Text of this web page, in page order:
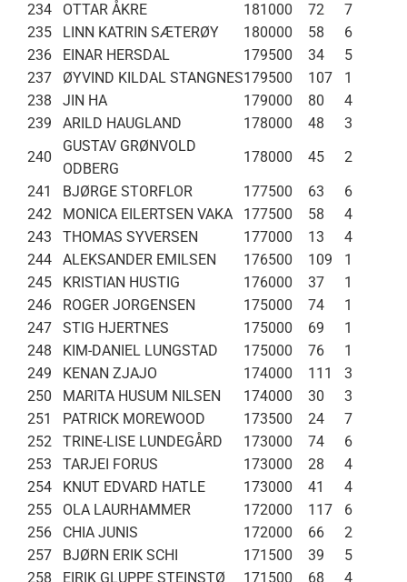
234
OTTAR ÅKRE 181000 72
7
235
LINN KATRIN SÆTERØY 180000 58
6
236
EINAR HERSDAL 179500 34
5
237
ØYVIND KILDAL STANGNES179500 107
1
238
JIN HA 179000 80
4
239
ARILD HAUGLAND 178000 48
3
240
GUSTAV GRØNVOLD
ODBERG
178000 45
2
241
BJØRGE STORFLOR 177500 63
6
242
MONICA EILERTSEN VAKA 177500 58
4
243
THOMAS SYVERSEN 177000 13
4
244
ALEKSANDER EMILSEN 176500 109
1
245
KRISTIAN HUSTIG 176000 37
1
246
ROGER JORGENSEN 175000 74
1
247
STIG HJERTNES 175000 69
1
248
KIM-DANIEL LUNGSTAD 175000 76
1
249
KENAN ZJAJO 174000 111
3
250
MARITA HUSUM NILSEN 174000 30
3
251
PATRICK MOREWOOD 173500 24
7
252
TRINE-LISE LUNDEGÅRD 173000 74
6
253
TARJEI FORUS 173000 28
4
254
KNUT EDVARD HATLE 173000 41
4
255
OLA LAURHAMMER 172000 117
6
256
CHIA JUNIS 172000 66
2
257
BJØRN ERIK SCHI 171500 39
5
258
EIRIK GLUPPE STEINSTØ 171500 68
4